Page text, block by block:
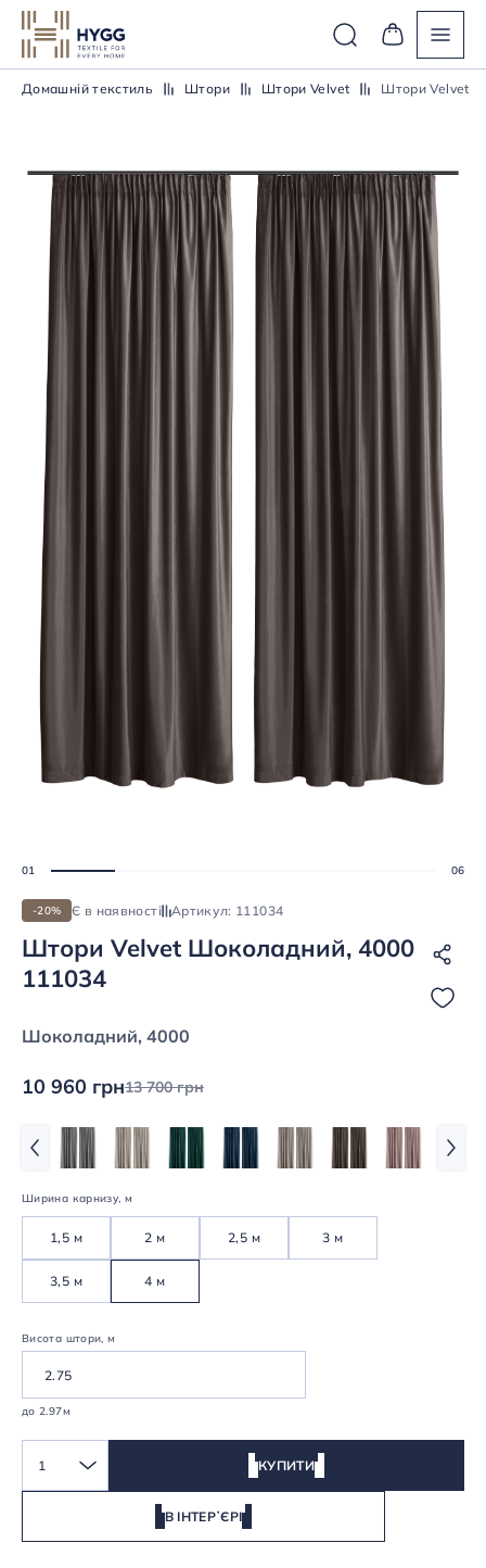
Домашній текстиль Штори Штори Velvet Штори Velvet
-20% Є в наявності Артикул: 111034
Штори Velvet Шоколадний, 4000
111034
Шоколадний, 4000
10 960 грн13 700 грн
Ширина карнизу, м
1,5 м 2 м 2,5 м 3 м
3,5 м 4 м
Висота штори, м
до 2.97м
1 КУПИТИ
В ІНТЕРʼЄРІ